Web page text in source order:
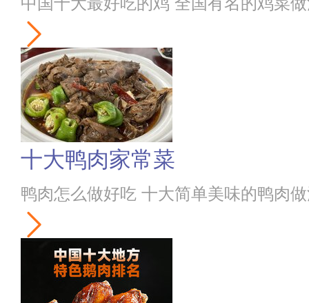
十大鸭肉家常菜
鸭肉怎么做好吃 十大简单美味的鸭肉